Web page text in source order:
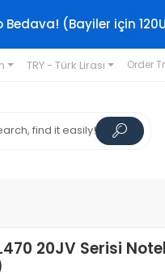
Bedava! (Bayiler için
TRY - Türk Lirası Order
20JV Serisi